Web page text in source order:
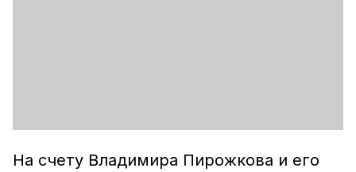
На счету Владимира Пирожкова и его